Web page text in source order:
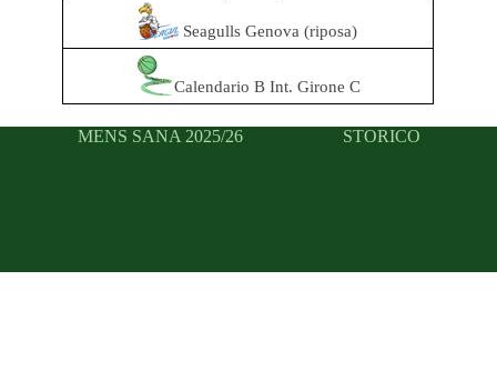
Seagulls Genova (riposa)
Calendario B Int. Girone C
MENS SANA 2025/26 STORICO